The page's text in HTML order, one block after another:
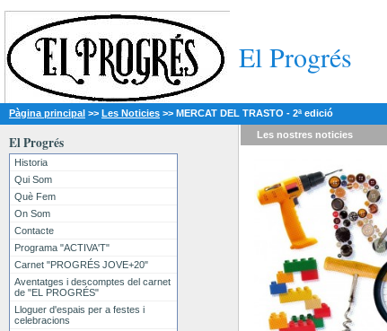
El Progrés
Pàgina principal >> Les Noticies >> MERCAT DEL TRASTO - 2ª edició
El Progrés
Historia
Qui Som
Què Fem
On Som
Contacte
Programa "ACTIVA'T"
Carnet "PROGRÉS JOVE+20"
Aventatges i descomptes del carnet
de "EL PROGRÉS"
Lloguer d'espais per a festes i
celebracions
Les nostres noticies